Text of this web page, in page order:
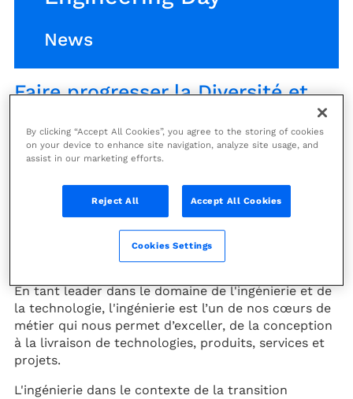
News
Faire progresser la Diversité et
l'Inclusion pour relever les défis
de l'ingénierie de demain
femmes en génie, nous aimerions reconnaitre et
célébrer toutes les femmes qui, dans les métiers de
l’ingénierie, œuvrent à notre Raison d’être :
Ensemble, repousser les limites pour façonner un
En tant leader dans le domaine de l'ingénierie et de
la technologie, l'ingénierie est l’un de nos cœurs de
métier qui nous permet d’exceller, de la conception
à la livraison de technologies, produits, services et
projets.
L'ingénierie dans le contexte de la transition
By clicking “Accept All Cookies”, you agree to the storing of cookies
on your device to enhance site navigation, analyze site usage, and
assist in our marketing efforts.
Reject All Accept All Cookies
Cookies Settings